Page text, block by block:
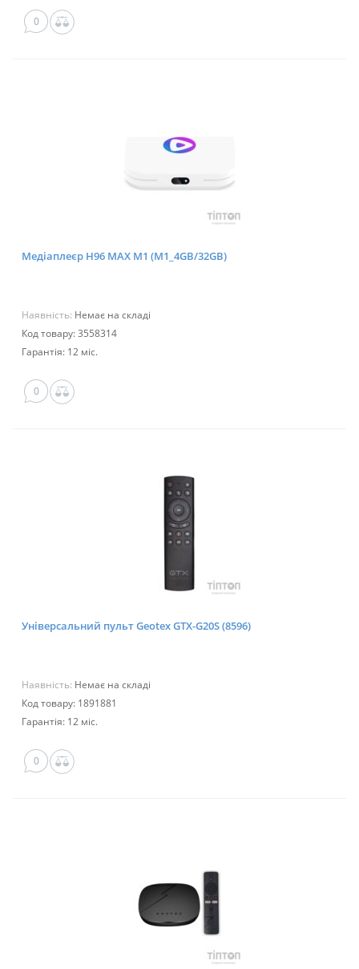
0
Медіаплеєр H96 MAX M1 (M1_4GB/32GB)
Наявність: Немає на складі
Код товару: 3558314
Гарантія: 12 міс.
0
Універсальний пульт Geotex GTX-G20S (8596)
Наявність: Немає на складі
Код товару: 1891881
Гарантія: 12 міс.
0